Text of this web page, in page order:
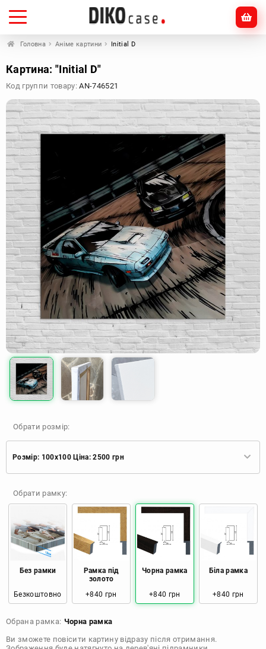
Головна Аніме картини Initial D
Картина: "Initial D"
Код группи товару:AN-746521
Обрати розмір:
Розмір: 100x100 Ціна: 2500 грн
Розмір: 40x40 Ціна: 840 грн
Розмір: 50x50 Ціна: 970 грн
Розмір: 60x60 Ціна: 1290 грн
Розмір: 70x70 Ціна: 1550 грн
Розмір: 80x80 Ціна: 1650 грн
Обрати рамку:
Без рамки
Безкоштовно
Рамка під
золото
+840 грн
Чорна рамка
+840 грн
Біла рамка
+840 грн
Обрана рамка: Чорна рамка
Ви зможете повісити картину відразу після отримання.